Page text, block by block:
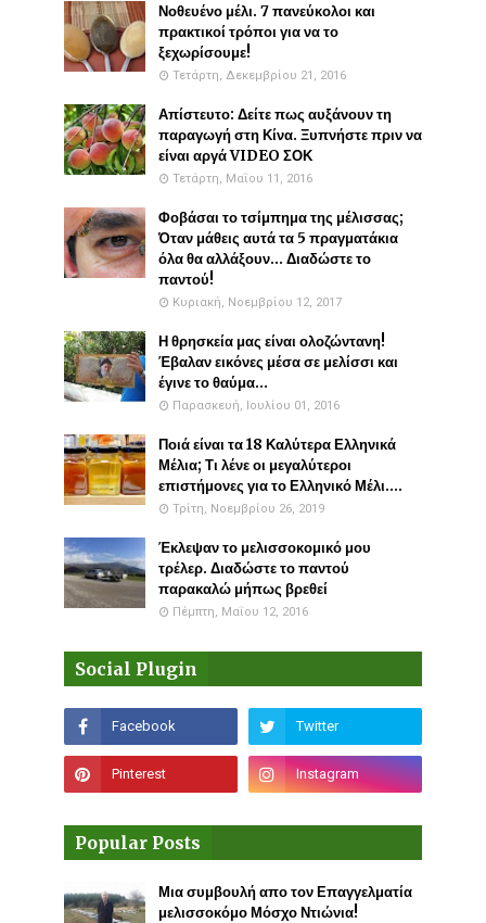
Νοθευένο μέλι. 7 πανεύκολοι και
πρακτικοί τρόποι για να το
ξεχωρίσουμε!
Τετάρτη, Δεκεμβρίου 21, 2016
Απίστευτο: Δείτε πως αυξάνουν τη
παραγωγή στη Κίνα. Ξυπνήστε πριν να
είναι αργά VIDEO ΣΟΚ
Τετάρτη, Μαΐου 11, 2016
Φοβάσαι το τσίμπημα της μέλισσας;
Όταν μάθεις αυτά τα 5 πραγματάκια
όλα θα αλλάξουν... Διαδώστε το
παντού!
Κυριακή, Νοεμβρίου 12, 2017
Η θρησκεία μας είναι ολοζώντανη!
Έβαλαν εικόνες μέσα σε μελίσσι και
έγινε το θαύμα...
Παρασκευή, Ιουλίου 01, 2016
Ποιά είναι τα 18 Καλύτερα Ελληνικά
Μέλια; Τι λένε οι μεγαλύτεροι
επιστήμονες για το Ελληνικό Μέλι....
Τρίτη, Νοεμβρίου 26, 2019
Έκλεψαν το μελισσοκομικό μου
τρέλερ. Διαδώστε το παντού
παρακαλώ μήπως βρεθεί
Πέμπτη, Μαΐου 12, 2016
Social Plugin
Popular Posts
Μια συμβουλή απο τον Επαγγελματία
μελισσοκόμο Μόσχο Ντιώνια!